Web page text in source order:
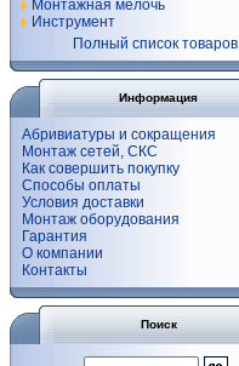
Монтажная мелочь
Инструмент
Полный список товаров
Информация
Абривиатуры и сокращения
Монтаж сетей, СКС
Как совершить покупку
Способы оплаты
Условия доставки
Монтаж оборудования
Гарантия
О компании
Контакты
Поиск